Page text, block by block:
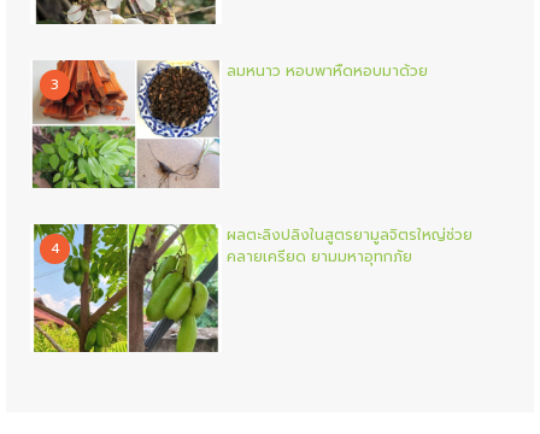
3
ลมหนาว หอบพาหืดหอบมาด้วย
4
ผลตะลิงปลิงในสูตรยามูลจิตรใหญ่ช่วย
คลายเครียด ยามมหาอุทกภัย